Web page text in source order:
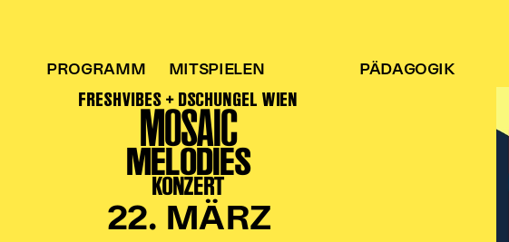
PROGRAMM MITSPIELEN PÄDAGOGIK
FRESHVIBES + DSCHUNGEL WIEN
MOSAIC
MELODIES
KONZERT
22. MÄRZ